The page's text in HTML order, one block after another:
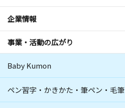
企業情報
事業・活動の広がり
Baby Kumon
ペン習字・かきかた・筆ペン・毛筆